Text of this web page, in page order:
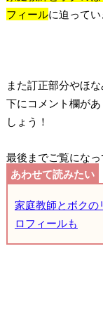
フィールに迫ってい
また訂正部分やほ
下にコメント欄が
しょう！
最後までご覧になっ
家庭教師とボクの
ロフィールも